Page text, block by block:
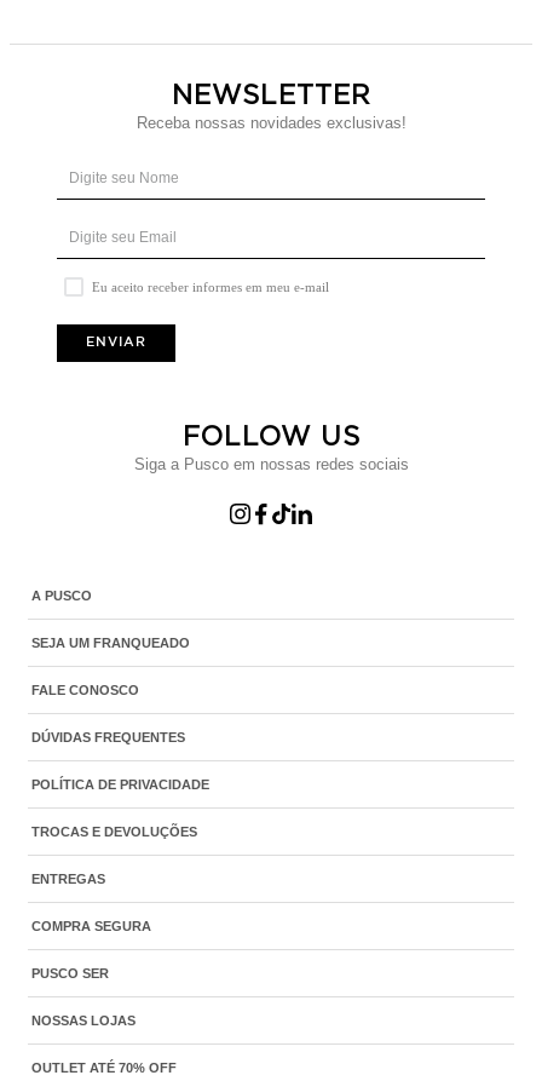
NEWSLETTER
Receba nossas novidades exclusivas!
Eu aceito receber informes em meu e-mail
ENVIAR
FOLLOW US
Siga a Pusco em nossas redes sociais
A PUSCO
SEJA UM FRANQUEADO
FALE CONOSCO
DÚVIDAS FREQUENTES
POLÍTICA DE PRIVACIDADE
TROCAS E DEVOLUÇÕES
ENTREGAS
COMPRA SEGURA
PUSCO SER
NOSSAS LOJAS
OUTLET ATÉ 70% OFF